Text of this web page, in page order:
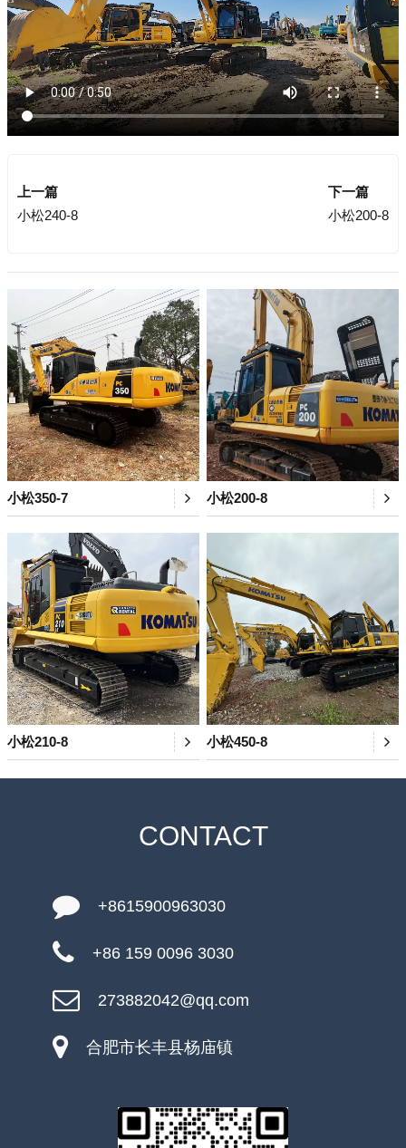
上一篇
小松240-8
下一篇
小松200-8
小松350-7 小松200-8
小松210-8 小松450-8
CONTACT
+8615900963030
+86 159 0096 3030
273882042@qq.com
合肥市长丰县杨庙镇